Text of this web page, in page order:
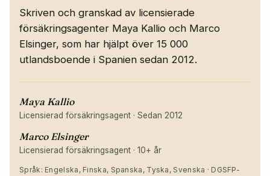
Skriven och granskad av licensierade
försäkringsagenter Maya Kallio och Marco
Elsinger, som har hjälpt över 15 000
utlandsboende i Spanien sedan 2012.
Maya Kallio
Licensierad försäkringsagent · Sedan 2012
Marco Elsinger
Licensierad försäkringsagent · 10+ år
Språk: Engelska, Finska, Spanska, Tyska, Svenska · DGSFP-